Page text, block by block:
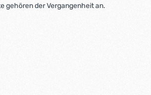
gehören der Vergangenheit an.